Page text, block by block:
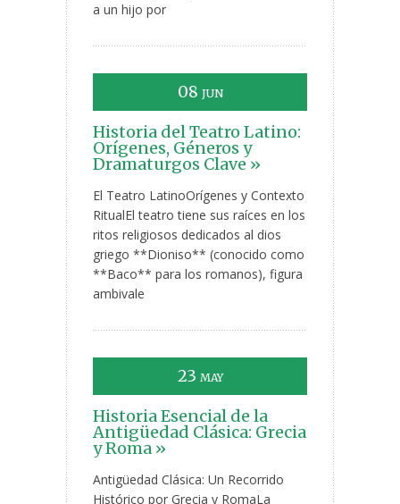
a un hijo por
08 JUN
Historia del Teatro Latino:
Orígenes, Géneros y
Dramaturgos Clave »
El Teatro LatinoOrígenes y Contexto
RitualEl teatro tiene sus raíces en los
ritos religiosos dedicados al dios
griego **Dioniso** (conocido como
**Baco** para los romanos), figura
ambivale
23 MAY
Historia Esencial de la
Antigüedad Clásica: Grecia
y Roma »
Antigüedad Clásica: Un Recorrido
Histórico por Grecia y RomaLa